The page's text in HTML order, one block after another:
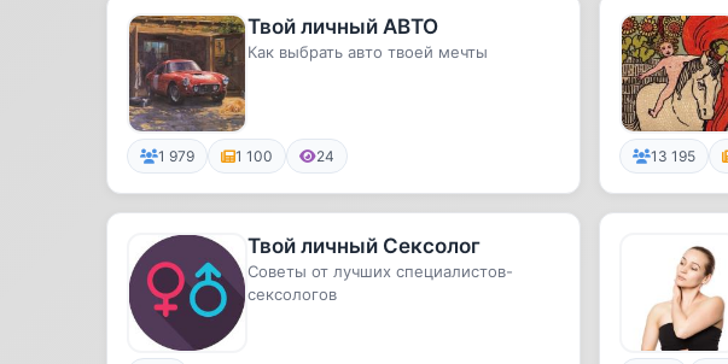
Твой личный АВТО
Как выбрать авто твоей мечты
1 979 1 100 24 13 195
Твой личный Сексолог
Советы от лучших специалистов-
сексологов